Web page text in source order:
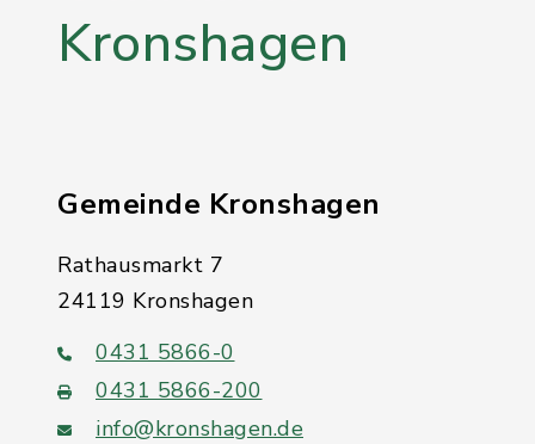
Kronshagen
Gemeinde Kronshagen
Rathausmarkt 7
24119 Kronshagen
0431 5866-0
0431 5866-200
info@kronshagen.de